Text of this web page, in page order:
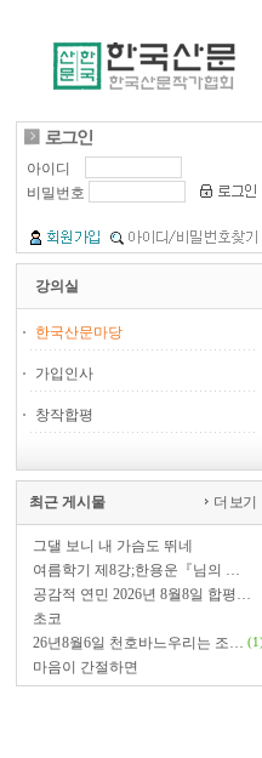
아이디
비밀번호
강의실
한국산문마당
가입인사
창작합평
최근 게시물 더 보기
그댈 보니 내 가슴도 뛰네
여름학기 제8강;한용운『님의 …
공감적 연민 2026년 8월8일 합평…
초코
26년8월6일 천호바느우리는 조…
마음이 간절하면